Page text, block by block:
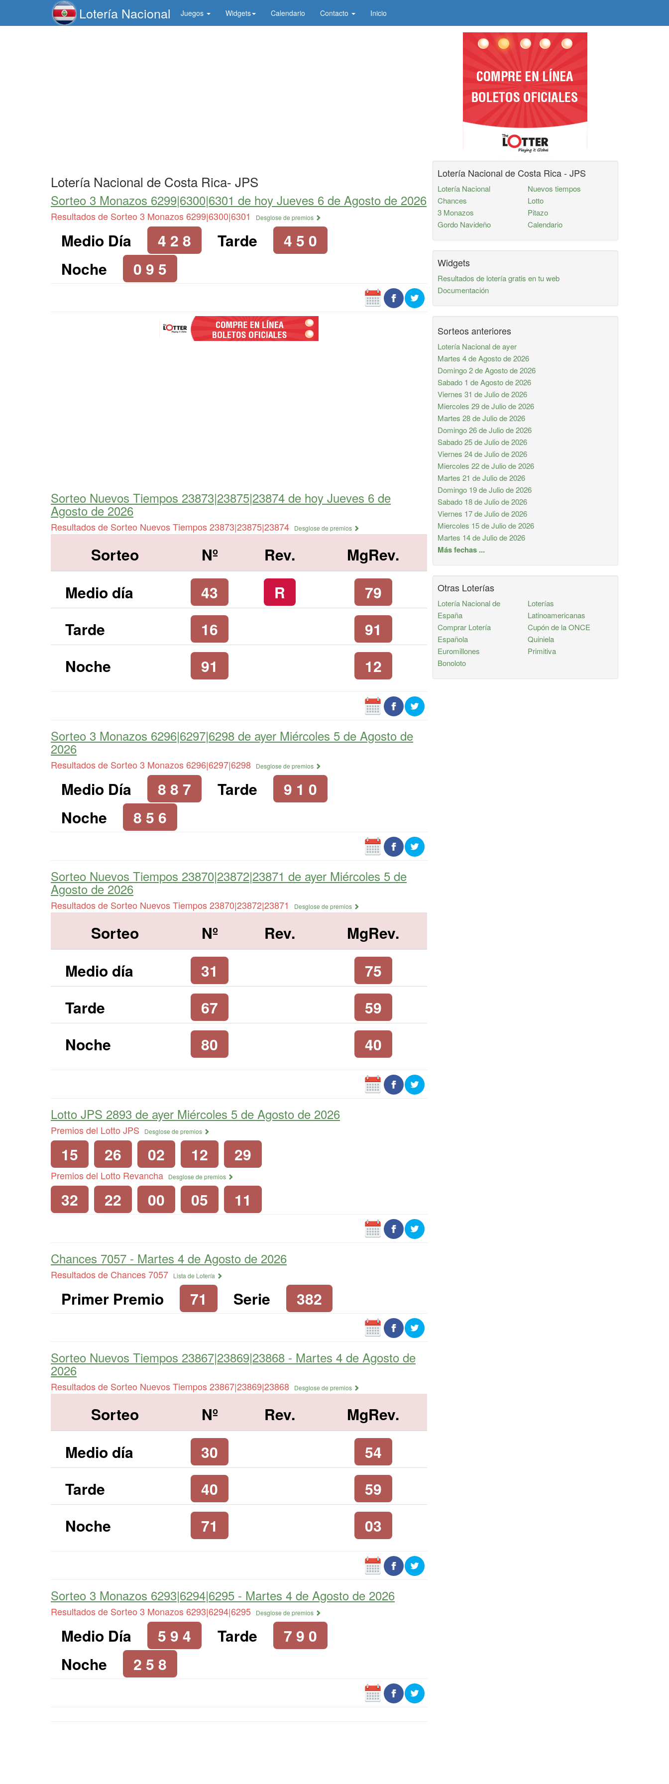
Lotería Nacional Juegos Widgets Calendario Contacto Inicio
Lotería Nacional de Costa Rica- JPS
Sorteo 3 Monazos 6299|6300|6301 de hoy Jueves 6 de Agosto de 2026
Resultados de Sorteo 3 Monazos 6299|6300|6301 Desglose de premios
Medio Día 4 2 8 Tarde
4 5 0
Noche
0 9 5
Sorteo Nuevos Tiempos 23873|23875|23874 de hoy Jueves 6 de
Agosto de 2026
Resultados de Sorteo Nuevos Tiempos 23873|23875|23874 Desglose de premios
Sorteo Nº Rev.
MgRev.
Medio día
43 R
79
Tarde
16
91
Noche
91 12
Sorteo 3 Monazos 6296|6297|6298 de ayer Miércoles 5 de Agosto de
2026
Resultados de Sorteo 3 Monazos 6296|6297|6298 Desglose de premios
Medio Día 8 8 7 Tarde
9 1 0
Noche
8 5 6
Sorteo Nuevos Tiempos 23870|23872|23871 de ayer Miércoles 5 de
Agosto de 2026
Resultados de Sorteo Nuevos Tiempos 23870|23872|23871 Desglose de premios
Sorteo Nº Rev.
MgRev.
Medio día
31
75
Tarde
67
59
Noche
80 40
Lotto JPS 2893 de ayer Miércoles 5 de Agosto de 2026
Premios del Lotto JPS Desglose de premios
15 26 02 12 29
Premios del Lotto Revancha Desglose de premios
32 22 00 05 11
Chances 7057 - Martes 4 de Agosto de 2026
Resultados de Chances 7057 Lista de Lotería
Primer Premio 71 Serie 382
Sorteo Nuevos Tiempos 23867|23869|23868 - Martes 4 de Agosto de
2026
Resultados de Sorteo Nuevos Tiempos 23867|23869|23868 Desglose de premios
Sorteo Nº Rev.
MgRev.
Medio día
30
54
Tarde
40
59
Noche
71 03
Sorteo 3 Monazos 6293|6294|6295 - Martes 4 de Agosto de 2026
Resultados de Sorteo 3 Monazos 6293|6294|6295 Desglose de premios
Medio Día 5 9 4 Tarde
7 9 0
Noche
2 5 8
Lotería Nacional de Costa Rica - JPS
Lotería Nacional
Chances
3 Monazos
Gordo Navideño
Nuevos tiempos
Lotto
Pitazo
Calendario
Widgets
Resultados de lotería gratis en tu web
Documentación
Sorteos anteriores
Lotería Nacional de ayer
Martes 4 de Agosto de 2026
Domingo 2 de Agosto de 2026
Sabado 1 de Agosto de 2026
Viernes 31 de Julio de 2026
Miercoles 29 de Julio de 2026
Martes 28 de Julio de 2026
Domingo 26 de Julio de 2026
Sabado 25 de Julio de 2026
Viernes 24 de Julio de 2026
Miercoles 22 de Julio de 2026
Martes 21 de Julio de 2026
Domingo 19 de Julio de 2026
Sabado 18 de Julio de 2026
Viernes 17 de Julio de 2026
Miercoles 15 de Julio de 2026
Martes 14 de Julio de 2026
Más fechas ...
Otras Loterías
Lotería Nacional de
España
Comprar Lotería
Española
Euromillones
Bonoloto
Loterías
Latinoamericanas
Cupón de la ONCE
Quiniela
Primitiva